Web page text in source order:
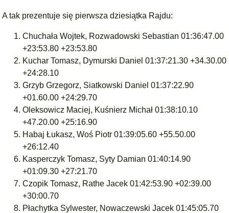
A tak prezentuje się pierwsza dziesiątka Rajdu:
Chuchała Wojtek, Rozwadowski Sebastian 01:36:47.00
+23:53.80 +23:53.80
Kuchar Tomasz, Dymurski Daniel 01:37:21.30 +34.30.00
+24:28.10
Grzyb Grzegorz, Siatkowski Daniel 01:37:22.90
+01.60.00 +24:29.70
Oleksowicz Maciej, Kuśnierz Michał 01:38:10.10
+47.20.00 +25:16.90
Habaj Łukasz, Woś Piotr 01:39:05.60 +55.50.00
+26:12.40
Kasperczyk Tomasz, Syty Damian 01:40:14.90
+01:09.30 +27:21.70
Czopik Tomasz, Rathe Jacek 01:42:53.90 +02:39.00
+30:00.70
Płachytka Sylwester, Nowaczewski Jacek 01:45:05.70